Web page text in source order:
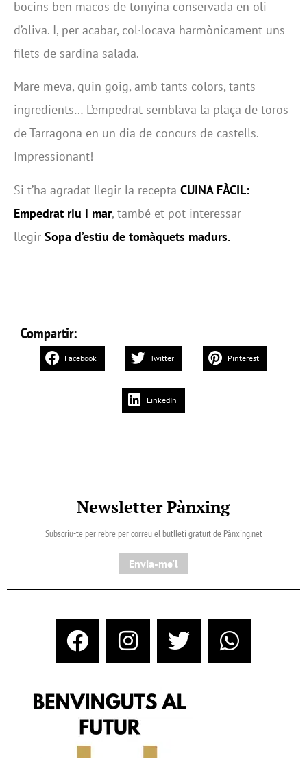
bocins ben macos de tonyina conservada en oli
d’oliva. I, per acabar, col·locava harmònicament uns
filets de sardina salada.
Mare meva, quin goig, amb tants colors, tants
ingredients… L’empedrat semblava la plaça de toros
de Tarragona en un dia de concurs de castells.
Impressionant!
Si t’ha agradat llegir la recepta CUINA FÀCIL:
Empedrat riu i mar, també et pot interessar
llegir Sopa d’estiu de tomàquets madurs.
Compartir:
Facebook Twitter Pinterest
LinkedIn
Newsletter Pànxing
Subscriu-te per rebre per correu el butlletí gratuït de Pànxing.net​
Envia-me'l